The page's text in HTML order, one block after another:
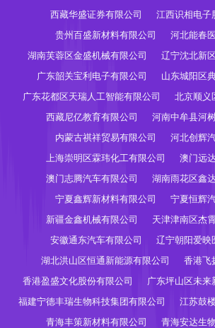
西藏华盛证券有限公司
江西识相电子
贵州百盛新材料有限公司
河北能春
湖南芙蓉区金盛机械有限公司
辽宁沈北新
广东韶关宝利电子有限公司
山东城阳区
广东花都区天瑞人工智能有限公司
北京顺义
西藏尼亿教育有限公司
河南中牟县河
内蒙古祺祥贸易有限公司
河北创辉
上海崇明区霖玮化工有限公司
澳门远
澳门志腾汽车有限公司
湖南雨花区鑫
宁夏鑫辉新材料有限公司
宁夏恒辉
新疆金鑫机械有限公司
天津津南区杰
安徽通东汽车有限公司
辽宁朝阳爱映
湖北洪山区恒通新能源有限公司
香港飞
香港盈盛文化股份有限公司
广东坪山区未来
福建宁德丰瑞生物科技集团有限公司
江苏鼓
青海丰策新材料有限公司
青海安达生